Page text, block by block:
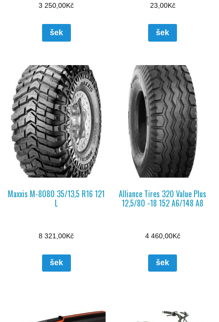
3 250,00Kč
šek
23,00Kč
šek
Maxxis M-8080 35/13,5 R16 121
L
8 321,00Kč
šek
Alliance Tires 320 Value Plus
12,5/80 -18 152 A6/148 A8
4 460,00Kč
šek